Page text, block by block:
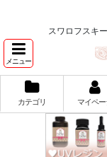
スワロフスキ
メニュー
カテゴリ マイペ